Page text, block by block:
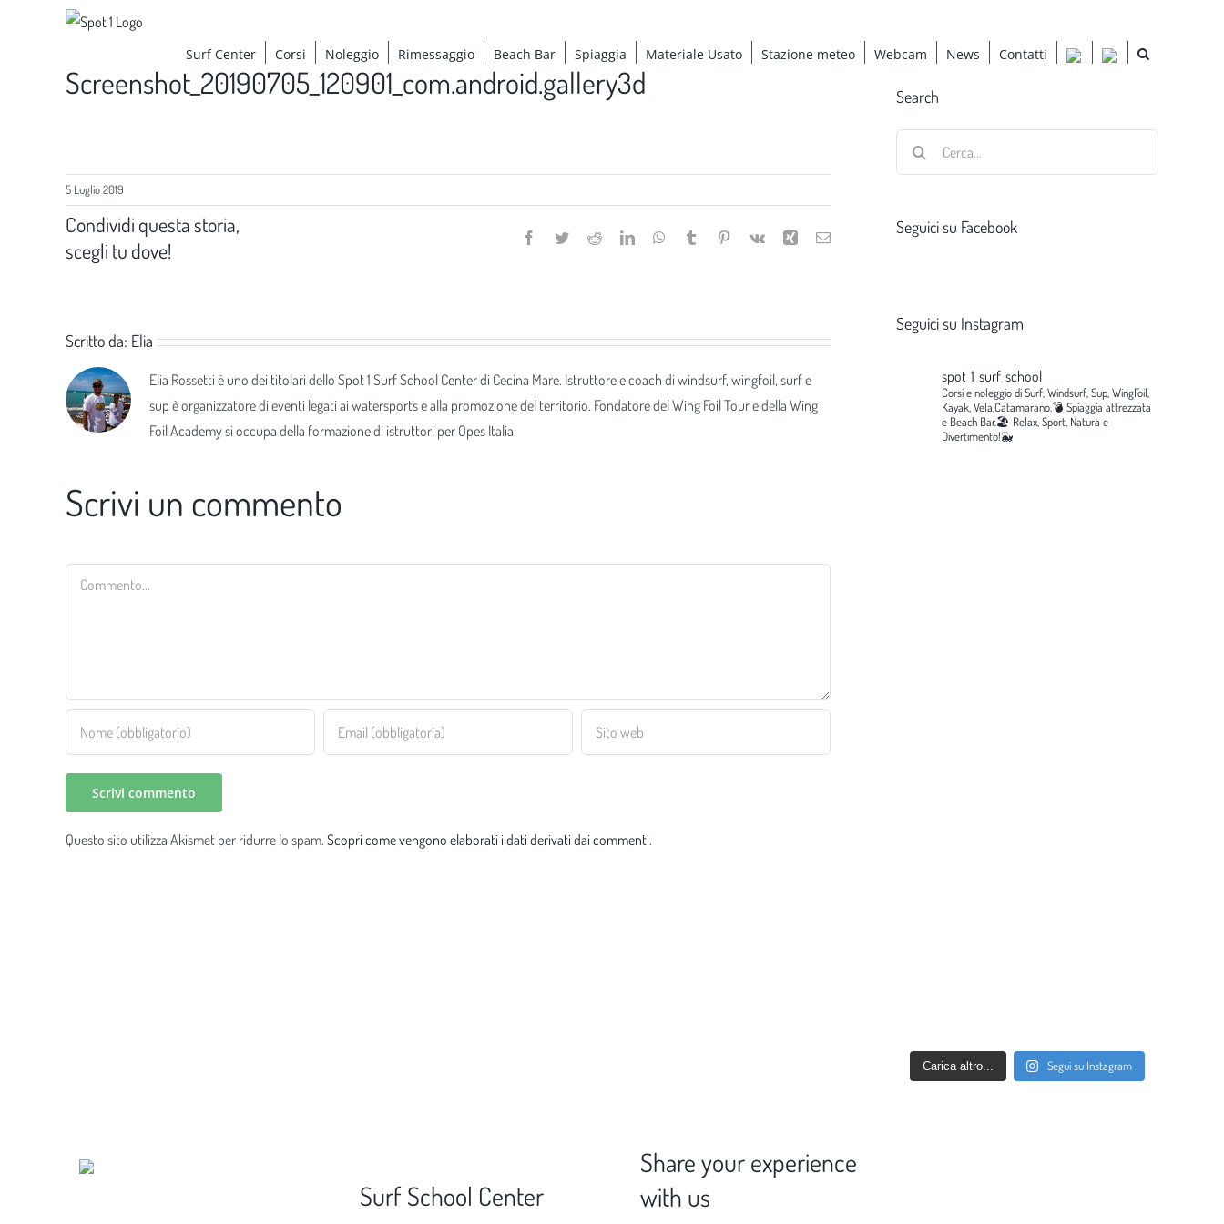
Surf Center Corsi Noleggio Rimessaggio Beach Bar Spiaggia Materiale Usato Stazione meteo Webcam News Contatti
Screenshot_20190705_120901_com.android.gallery3d
5 Luglio 2019
Condividi questa storia,
scegli tu dove!
Facebook
TwitterRedditLinkedInWhatsApp
Tumblr Pinterest
Vk Xing Email
Scritto da: Elia
Elia Rossetti è uno dei titolari dello Spot 1 Surf School Center di Cecina Mare. Istruttore e coach di windsurf, wingfoil, surf e
sup è organizzatore di eventi legati ai watersports e alla promozione del territorio. Fondatore del Wing Foil Tour e della Wing
Foil Academy si occupa della formazione di istruttori per Opes Italia.
Scrivi un commento
Commento
Questo sito utilizza Akismet per ridurre lo spam. Scopri come vengono elaborati i dati derivati dai commenti.
Search
Seguici su Facebook
Seguici su Instagram
spot_1_surf_school
Corsi e noleggio di Surf, Windsurf, Sup, WingFoil,
Kayak, Vela,Catamarano.💣 Spiaggia attrezzata
e Beach Bar.🏖️ Relax, Sport, Natura e
Divertimento!🐳
Carica altro... Segui su Instagram
Surf School Center
Share your experience
with us